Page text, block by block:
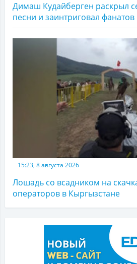
Димаш Кудайберген раскрыл
песни и заинтриговал фанатов
15:23, 8 августа 2026
Лошадь со всадником на
операторов в Кыргызстане